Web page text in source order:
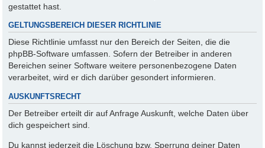
gestattet hast.
GELTUNGSBEREICH DIESER RICHTLINIE
Diese Richtlinie umfasst nur den Bereich der Seiten, die die
phpBB-Software umfassen. Sofern der Betreiber in anderen
Bereichen seiner Software weitere personenbezogene Daten
verarbeitet, wird er dich darüber gesondert informieren.
AUSKUNFTSRECHT
Der Betreiber erteilt dir auf Anfrage Auskunft, welche Daten über
dich gespeichert sind.
Du kannst jederzeit die Löschung bzw. Sperrung deiner Daten